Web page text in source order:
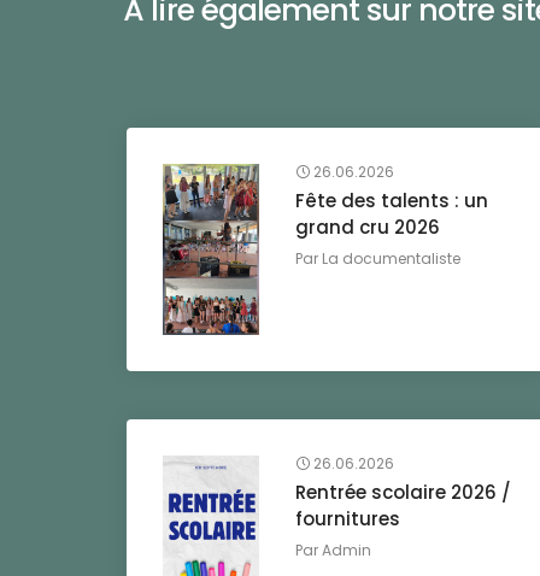
À lire également sur notre
26.06.2026
Fête des talents : un
grand cru 2026
Par La documentaliste
26.06.2026
Rentrée scolaire 2026 /
fournitures
ParAdmin